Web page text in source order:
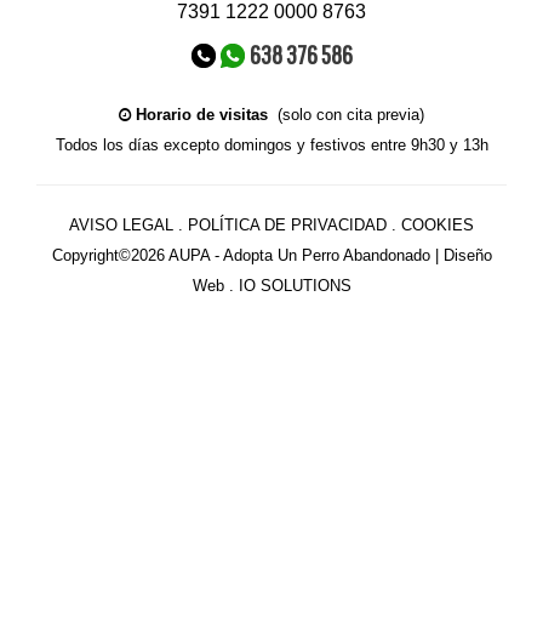
7391 1222 0000 8763
638 376 586
Horario de visitas (solo con cita previa)
Todos los días excepto domingos y festivos entre 9h30 y 13h
AVISO LEGAL . POLÍTICA DE PRIVACIDAD . COOKIES
Copyright©2026 AUPA - Adopta Un Perro Abandonado |
Diseño
Web . IO SOLUTIONS